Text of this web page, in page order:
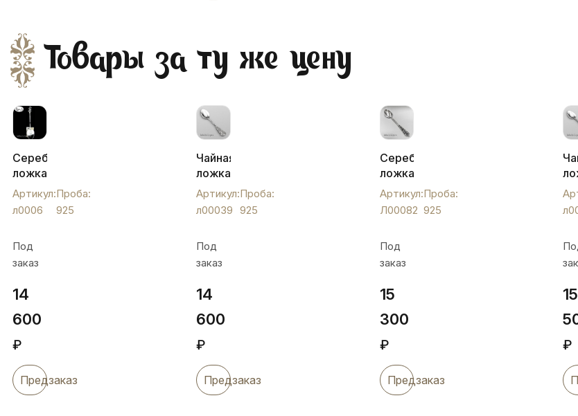
Товары за ту же цену
Серебряная
ложка
чайная
«Мать
и
л0006
Артикул:
л0006
Проба:
925
Под
заказ
14
600
₽
Предзаказ
Чайная
ложка
«кубачинская»,
л00039
Артикул:
л00039
Проба:
925
Под
заказ
14
600
₽
Предзаказ
Серебряная
ложка
с
розочками,
Л00082
Артикул:
Л00082
Проба:
925
Под
заказ
15
300
₽
Предзаказ
15
₽